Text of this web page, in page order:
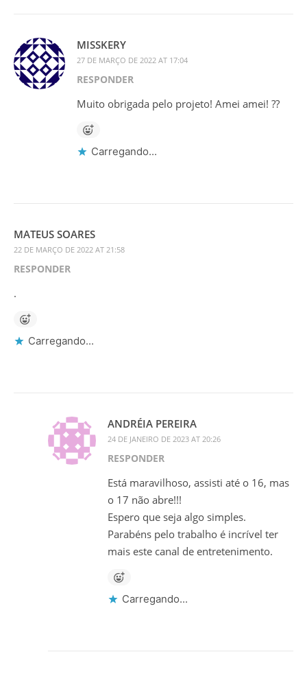
MISSKERY
27 DE MARÇO DE 2022 AT 17:04
RESPONDER
Muito obrigada pelo projeto! Amei amei! ??
Carregando...
MATEUS SOARES
22 DE MARÇO DE 2022 AT 21:58
RESPONDER
.
Carregando...
ANDRÉIA PEREIRA
24 DE JANEIRO DE 2023 AT 20:26
RESPONDER
Está maravilhoso, assisti até o 16, mas
o 17 não abre!!!
Espero que seja algo simples.
Parabéns pelo trabalho é incrível ter
mais este canal de entretenimento.
Carregando...